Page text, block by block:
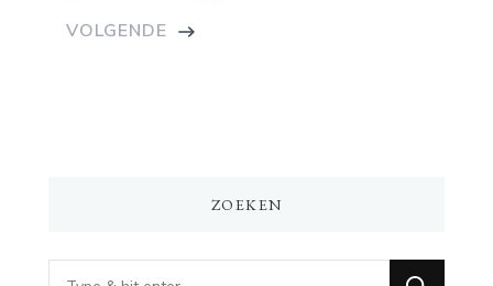
VOLGENDE
ZOEKEN
Op